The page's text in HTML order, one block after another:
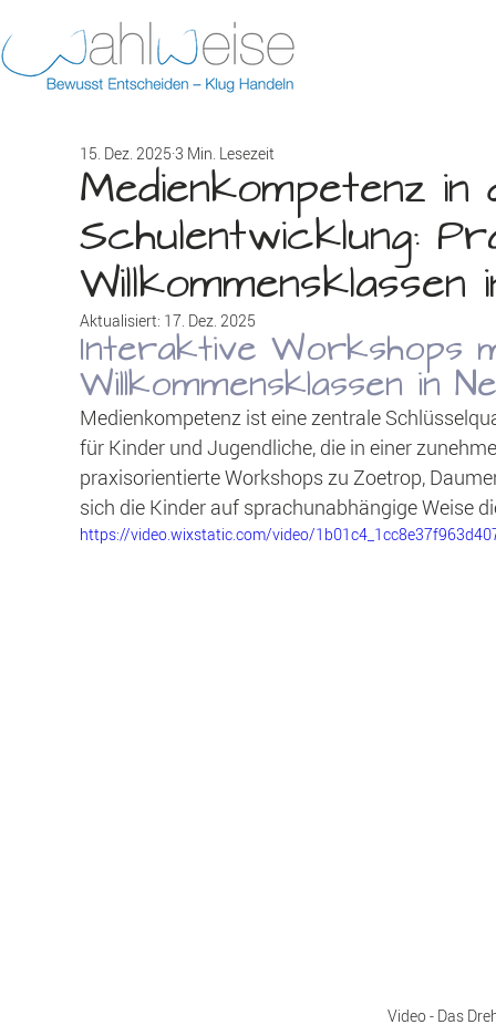
Medienkompetenz in
Schulentwicklung:
Willkommensklassen
15. Dez. 2025 3 Min. Lesezeit
Aktualisiert: 17. Dez. 2025
Interaktive Workshops
Willkommensklassen in
Medienkompetenz ist eine zentrale
für Kinder und Jugendliche, die in einer
praxisorientierte Workshops zu Zoetrop,
sich die Kinder auf sprachunabhängige Weise
https://video.wixstatic.com/video/
Video - Das